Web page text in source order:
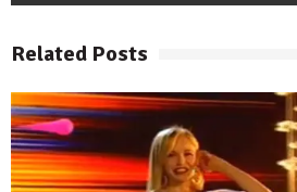
Related Posts